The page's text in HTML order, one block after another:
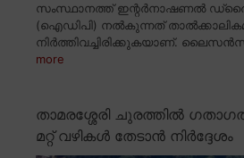
സംസ്ഥാനത്ത് ഇന്റർനാഷണൽ
(ഐഡിപി) നൽകുന്നത്
നിർത്തിവച്ചിരിക്കുകയാണ്.
more
താമരശ്ശേരി ചുരത്തിൽ
മറ്റ് വഴികൾ തേടാൻ നിർദ്ദേശം